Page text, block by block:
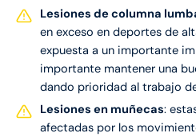
Lesiones de columna
en exceso en deportes de
expuesta a un importante
importante mantener una
dando prioridad al trabajo
Lesiones en muñecas:
afectadas por los